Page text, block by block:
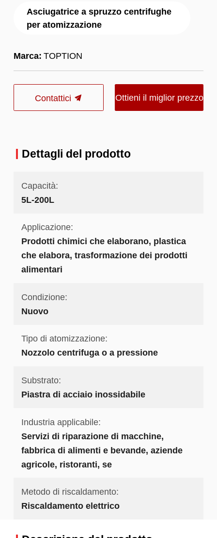
Asciugatrice a spruzzo centrifughe
per atomizzazione
Marca: TOPTION
Contattici Ottieni il miglior prezzo
Dettagli del prodotto
Capacità:
5L-200L
Applicazione:
Prodotti chimici che elaborano, plastica
che elabora, trasformazione dei prodotti
alimentari
Condizione:
Nuovo
Tipo di atomizzazione:
Nozzolo centrifuga o a pressione
Substrato:
Piastra di acciaio inossidabile
Industria applicabile:
Servizi di riparazione di macchine,
fabbrica di alimenti e bevande, aziende
agricole, ristoranti, se
Metodo di riscaldamento:
Riscaldamento elettrico